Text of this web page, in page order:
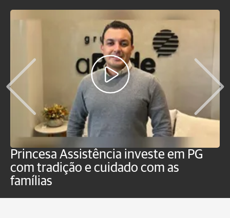
Princesa Assistência investe em PG
com tradição e cuidado com as
famílias